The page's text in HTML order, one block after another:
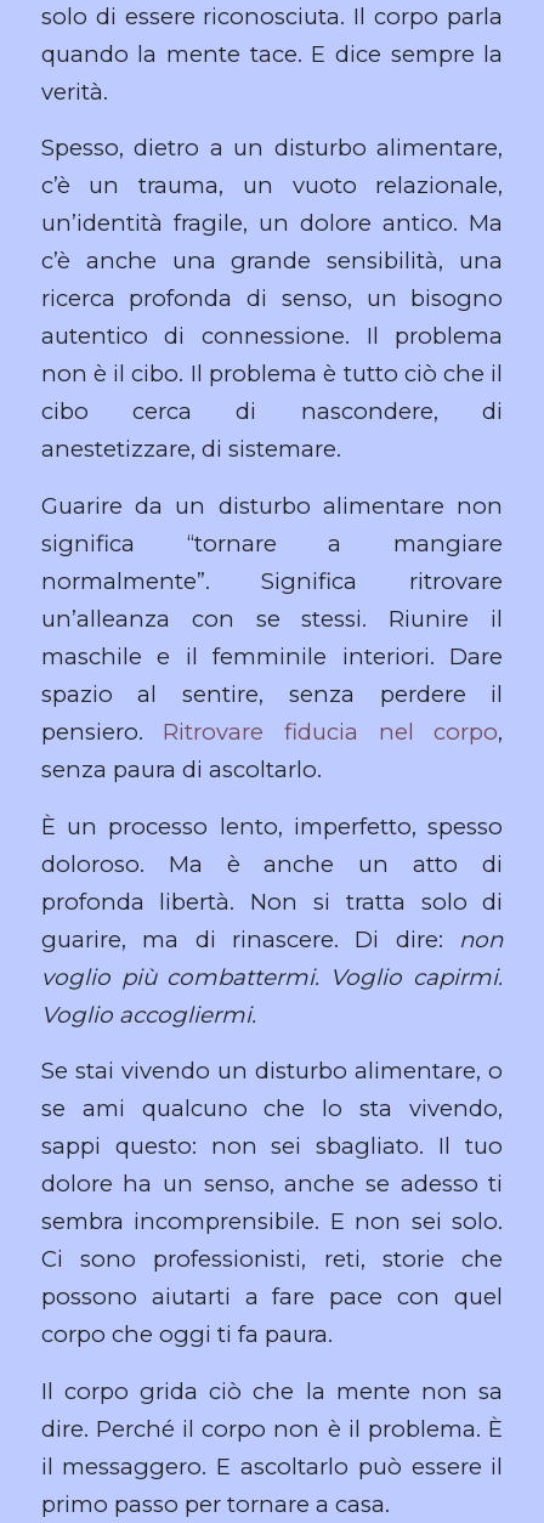
solo di essere riconosciuta. Il corpo parla
quando la mente tace. E dice sempre la
verità.
Spesso, dietro a un disturbo alimentare,
c’è un trauma, un vuoto relazionale,
un’identità fragile, un dolore antico. Ma
c’è anche una grande sensibilità, una
ricerca profonda di senso, un bisogno
autentico di connessione. Il problema
non è il cibo. Il problema è tutto ciò che il
cibo cerca di nascondere, di
anestetizzare, di sistemare.
Guarire da un disturbo alimentare non
significa “tornare a mangiare
normalmente”. Significa ritrovare
un’alleanza con se stessi. Riunire il
maschile e il femminile interiori. Dare
spazio al sentire, senza perdere il
pensiero. Ritrovare fiducia nel corpo,
senza paura di ascoltarlo.
È un processo lento, imperfetto, spesso
doloroso. Ma è anche un atto di
profonda libertà. Non si tratta solo di
guarire, ma di rinascere. Di dire: non
voglio più combattermi. Voglio capirmi.
Voglio accogliermi.
Se stai vivendo un disturbo alimentare, o
se ami qualcuno che lo sta vivendo,
sappi questo: non sei sbagliato. Il tuo
dolore ha un senso, anche se adesso ti
sembra incomprensibile. E non sei solo.
Ci sono professionisti, reti, storie che
possono aiutarti a fare pace con quel
corpo che oggi ti fa paura.
Il corpo grida ciò che la mente non sa
dire. Perché il corpo non è il problema. È
il messaggero. E ascoltarlo può essere il
primo passo per tornare a casa.